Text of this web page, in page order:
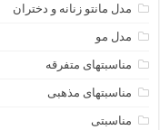
مدل مانتو زنانه و دختران
مدل مو
مناسبتهای متفرقه
مناسبتهای مذهبی
مناسبتی